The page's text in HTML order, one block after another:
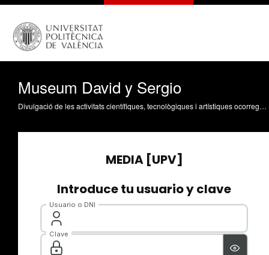
Museum David y Sergio
Divulgació de les activitats científiques, tecnològiques i artístiques ocorregudes en els tres campus de la UPV